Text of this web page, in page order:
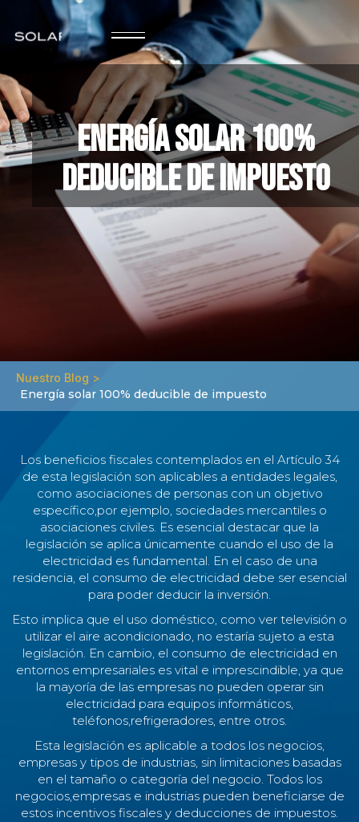
Energía Solar 100%
Deducible De Impuesto
Nuestro Blog >
Energía solar 100% deducible de impuesto
Los beneficios fiscales contemplados en el Artículo 34
de esta legislación son aplicables a entidades legales,
como asociaciones de personas con un objetivo
específico,por ejemplo, sociedades mercantiles o
asociaciones civiles. Es esencial destacar que la
legislación se aplica únicamente cuando el uso de la
electricidad es fundamental. En el caso de una
residencia, el consumo de electricidad debe ser esencial
para poder deducir la inversión.
Esto implica que el uso doméstico, como ver televisión o
utilizar el aire acondicionado, no estaría sujeto a esta
legislación. En cambio, el consumo de electricidad en
entornos empresariales es vital e imprescindible, ya que
la mayoría de las empresas no pueden operar sin
electricidad para equipos informáticos,
teléfonos,refrigeradores, entre otros.
Esta legislación es aplicable a todos los negocios,
empresas y tipos de industrias, sin limitaciones basadas
en el tamaño o categoría del negocio. Todos los
negocios,empresas e industrias pueden beneficiarse de
estos incentivos fiscales y deducciones de impuestos.